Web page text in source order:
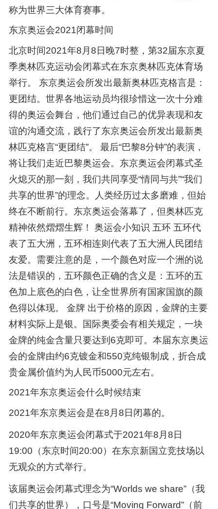
称为世界三大体育赛事。
东京奥运会2021闭幕时间
北京时间2021年8月8日晚7时整，第32届东京夏
季奥林匹克运动会闭幕式在东京奥林匹克体育场
举行。 东京奥运会所发出最新奥林匹克格言是：
更团结。世界各地运动员均很珍惜这一次十分难
得的奥运会舞台，他们通过自己的优异表现和友
谊的沟通交流，践行了东京奥运会所发出最新奥
林匹克格言“更团结”。 最后“巴黎8分钟”的表演，
将让我们走近巴黎奥运会。东京奥运会闭幕式圣
火熄灭的那一刻，我们共同享受“情同与共”“我们
共享的世界”的理念。人类经历过太多磨难，但始
终在不断前行。东京奥运会落幕了，但奥林匹克
精神依然熠熠生辉！ 奥运会小知识 五环 五环代
表了五大洲，五环相连则代表了五大洲人民团结
友爱。需要注意的是，一个颜色对应一个洲的说
法是错误的，五环颜色正确的含义是：五环的五
色加上底色的白色，让全世界所有国家国旗的颜
色得以体现。 金牌 出于价格的原因，金牌的主要
材料实际上是银。国际奥委会有相关规定，一块
金牌的纯金含量只要达到6克即可。本届东京奥运
会的金牌由约6克镀金和550克纯银制成，折合成
贵金属价值约为人民币5000元左右。
2021年东京奥运会什么时候结束
2021年东京奥运会是在8月8日闭幕的。
2020年东京奥运会闭幕式于2021年8月8日
19:00（东京时间20:00）在东京新国立竞技场以
无观众的方式举行。
该届奥运会闭幕式理念为“Worlds we share”（我
们共享的世界），口号是“Moving Forward”（前